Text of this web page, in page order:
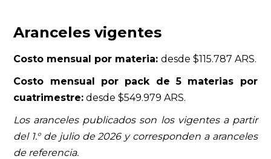
Aranceles vigentes
Costo mensual por materia:desde $115.787 ARS.
Costo mensual por pack de 5 materias por
cuatrimestre: desde $549.979 ARS.
Los aranceles publicados son los vigentes a partir
del 1.° de julio de 2026 y corresponden a aranceles
de referencia.